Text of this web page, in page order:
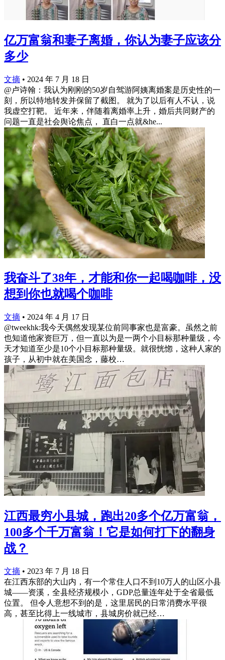
亿万富翁和妻子离婚，你认为妻子应该分
多少
文摘 • 2024 年 7 月 18 日
@卢诗翰：我认为刚刚的50岁自驾游阿姨离婚案是历史性的一
刻，所以特地转发并保留了截图。 就为了以后有人不认，说
我虚空打靶。 近年来，伴随着离婚率上升，婚后共同财产的
问题一直是社会舆论焦点， 直白一点就&he...
我奋斗了38年，才能和你一起喝咖啡，没
想到你也就喝个咖啡
文摘 • 2024 年 4 月 17 日
@tweekhk:我今天偶然发现某位前同事家也是富豪。虽然之前
也知道他家资巨万，但一直以为是一两个小目标那种量级，今
天才知道至少是10个小目标那种量级。就很恍惚，这种人家的
孩子，从初中就在美国念，藤校…
江西最穷小县城，跑出20多个亿万富翁，
100多个千万富翁！它是如何打下的翻身
战？
文摘 • 2023 年 7 月 18 日
在江西东部的大山内，有一个常住人口不到10万人的山区小县
城——资溪，全县经济规模小，GDP总量连年处于全省最低
位置。 但令人意想不到的是，这里居民的日常消费水平很
高，甚至比得上一线城市，县城房价就已经…